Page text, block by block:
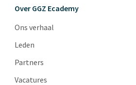
Over GGZ Ecademy
Ons verhaal
Leden
Partners
Vacatures